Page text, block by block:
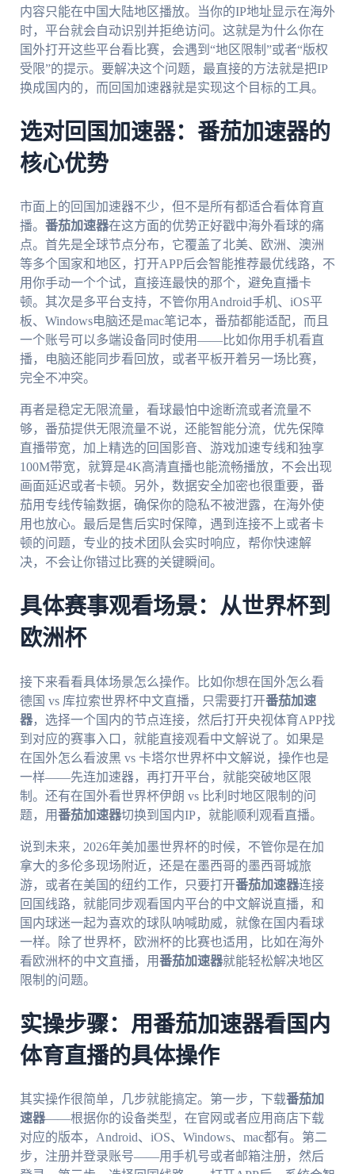
内容只能在中国大陆地区播放。当你的IP地址显示在海外
时，平台就会自动识别并拒绝访问。这就是为什么你在
国外打开这些平台看比赛，会遇到“地区限制”或者“版权
受限”的提示。要解决这个问题，最直接的方法就是把IP
换成国内的，而回国加速器就是实现这个目标的工具。
选对回国加速器：番茄加速器的
核心优势
市面上的回国加速器不少，但不是所有都适合看体育直
播。 番茄加速器在这方面的优势正好戳中海外看球的痛
点。首先是全球节点分布，它覆盖了北美、欧洲、澳洲
等多个国家和地区，打开APP后会智能推荐最优线路，不
用你手动一个个试，直接连最快的那个，避免直播卡
顿。其次是多平台支持，不管你用Android手机、iOS平
板、Windows电脑还是mac笔记本，番茄都能适配，而且
一个账号可以多端设备同时使用——比如你用手机看直
播，电脑还能同步看回放，或者平板开着另一场比赛，
完全不冲突。
再者是稳定无限流量，看球最怕中途断流或者流量不
够，番茄提供无限流量不说，还能智能分流，优先保障
直播带宽，加上精选的回国影音、游戏加速专线和独享
100M带宽，就算是4K高清直播也能流畅播放，不会出现
画面延迟或者卡顿。另外，数据安全加密也很重要，番
茄用专线传输数据，确保你的隐私不被泄露，在海外使
用也放心。最后是售后实时保障，遇到连接不上或者卡
顿的问题，专业的技术团队会实时响应，帮你快速解
决，不会让你错过比赛的关键瞬间。
具体赛事观看场景：从世界杯到
欧洲杯
接下来看看具体场景怎么操作。比如你想在国外怎么看
德国 vs 库拉索世界杯中文直播，只需要打开番茄加速
器，选择一个国内的节点连接，然后打开央视体育APP找
到对应的赛事入口，就能直接观看中文解说了。如果是
在国外怎么看波黑 vs 卡塔尔世界杯中文解说，操作也是
一样——先连加速器，再打开平台，就能突破地区限
制。还有在国外看世界杯伊朗 vs 比利时地区限制的问
题，用番茄加速器切换到国内IP，就能顺利观看直播。
说到未来，2026年美加墨世界杯的时候，不管你是在加
拿大的多伦多现场附近，还是在墨西哥的墨西哥城旅
游，或者在美国的纽约工作，只要打开番茄加速器连接
回国线路，就能同步观看国内平台的中文解说直播，和
国内球迷一起为喜欢的球队呐喊助威，就像在国内看球
一样。除了世界杯，欧洲杯的比赛也适用，比如在海外
看欧洲杯的中文直播，用番茄加速器就能轻松解决地区
限制的问题。
实操步骤：用番茄加速器看国内
体育直播的具体操作
其实操作很简单，几步就能搞定。第一步，下载番茄加
速器——根据你的设备类型，在官网或者应用商店下载
对应的版本，Android、iOS、Windows、mac都有。第二
步，注册并登录账号——用手机号或者邮箱注册，然后